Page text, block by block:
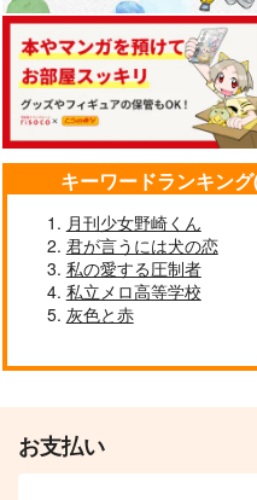
ビギナーシェフ２
ちっくたっく
1,887円（税込）
ジェイド・リーチ
サンプル
作品詳細
have it
ホルン
1,257円
キーワードランキン
月刊少女野崎くん
君が言うには犬の恋
私の愛する圧制者
私立メロ高等学校
灰色と赤
お支払い